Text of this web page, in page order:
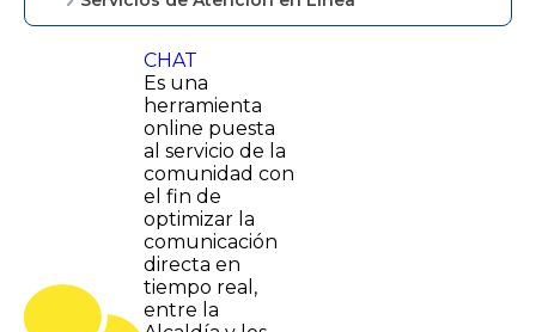
CHAT
Es una
herramienta
online puesta
al servicio de la
comunidad con
el fin de
optimizar la
comunicación
directa en
tiempo real,
entre la